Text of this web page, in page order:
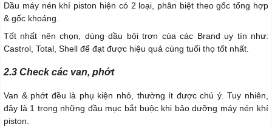
Dầu máy nén khí piston hiện có 2 loại, phân biệt theo gốc tổng hợp
& gốc khoáng.
Tốt nhất nên chọn, dùng dầu bôi trơn của các Brand uy tín như:
Castrol, Total, Shell để đạt được hiệu quả cùng tuổi thọ tốt nhất.
2.3 Check các van, phớt
Van & phớt đều là phụ kiện nhỏ, thường ít được chú ý. Tuy nhiên,
đây là 1 trong những đầu mục bắt buộc khi bảo dưỡng máy nén khí
piston.